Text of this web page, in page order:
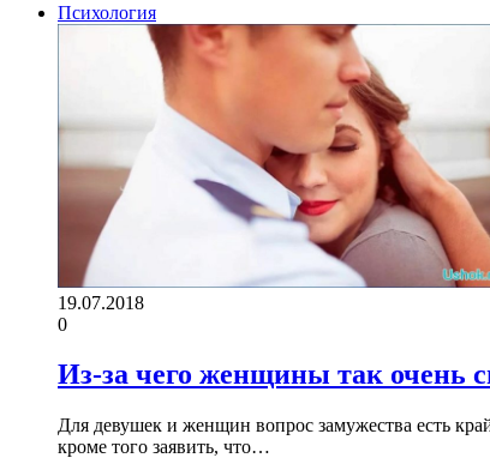
Психология
19.07.2018
0
Из-за чего женщины так очень
Для девушек и женщин вопрос замужества есть
кроме того заявить, что…